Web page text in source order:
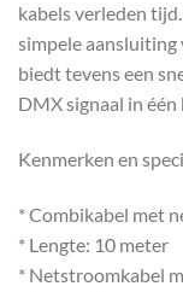
kabels verleden
simpele aansluiting
biedt tevens een
DMX signaal in één
Kenmerken en
* Combikabel met
* Lengte: 10 meter
* Netstroomkabel